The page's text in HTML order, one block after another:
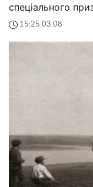
спеціального
15:25 03.08